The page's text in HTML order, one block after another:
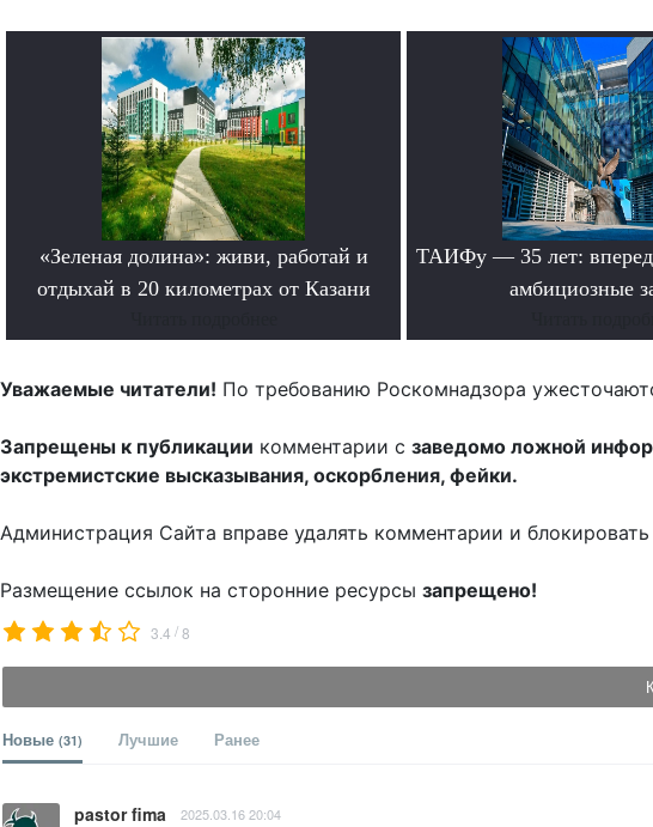
«Зеленая долина»: живи, работай и
отдыхай в 20 километрах от Казани
ТАИФу — 35 лет:
амбициозные
Уважаемые читатели! По требованию Роскомнадзора
Запрещены к публикации комментарии с заведомо ложной
экстремистские высказывания, оскорбления, фейки.
Администрация Сайта вправе удалять комментарии и
Размещение ссылок на сторонние ресурсы запрещено!
3.4 /8
Новые (31) Лучшие Ранее
pastor fima 2025.03.16 20:04